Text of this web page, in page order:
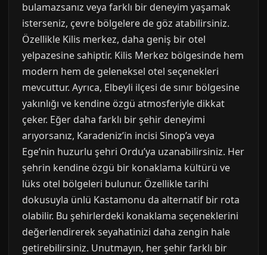
bulamazsanız veya farklı bir deneyim yaşamak
isterseniz, çevre bölgelere de göz atabilirsiniz.
Özellikle Kilis merkez, daha geniş bir otel
yelpazesine sahiptir. Kilis Merkez bölgesinde hem
modern hem de geleneksel otel seçenekleri
mevcuttur. Ayrıca, Elbeyli ilçesi de sınır bölgesine
yakınlığı ve kendine özgü atmosferiyle dikkat
çeker. Eğer daha farklı bir şehir deneyimi
arıyorsanız, Karadeniz’in incisi Sinop’a veya
Ege’nin huzurlu şehri Ordu’ya uzanabilirsiniz. Her
şehrin kendine özgü bir konaklama kültürü ve
lüks otel bölgeleri bulunur. Özellikle tarihi
dokusuyla ünlü Kastamonu da alternatif bir rota
olabilir. Bu şehirlerdeki konaklama seçeneklerini
değerlendirerek seyahatinizi daha zengin hale
getirebilirsiniz. Unutmayın, her şehir farklı bir